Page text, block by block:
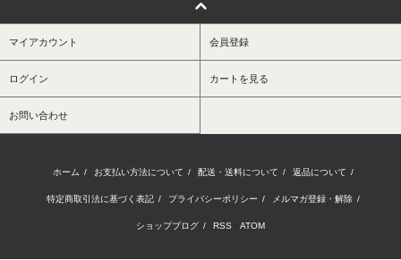
マイアカウント 会員登録
ログイン カートを見る
お問い合わせ
ホーム / お支払い方法について / 配送・送料について / 返品について /
特定商取引法に基づく表記 / プライバシーポリシー / メルマガ登録・解除 /
ショップブログ / RSS ATOM